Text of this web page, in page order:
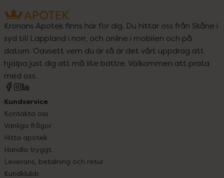
Kronans Apotek finns här för dig. Du hittar oss från Skåne i
syd till Lappland i norr, och online i mobilen och på
datorn. Oavsett vem du är så är det vårt uppdrag att
hjälpa just dig att må lite bättre. Välkommen att prata
med oss.
Kundservice
Kontakta oss
Vanliga frågor
Hitta apotek
Handla tryggt
Leverans, betalning och retur
Kundklubb